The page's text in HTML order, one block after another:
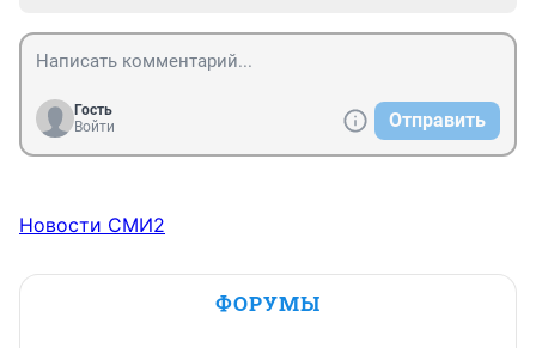
Гость
Войти
Отправить
Новости СМИ2
ФОРУМЫ